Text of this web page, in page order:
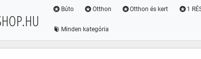
Búto Otthon Otthon és kert 1
Minden kategória